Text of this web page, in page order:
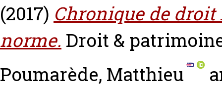
(2017) Chronique de
norme. Droit &
Poumarède, Matthieu